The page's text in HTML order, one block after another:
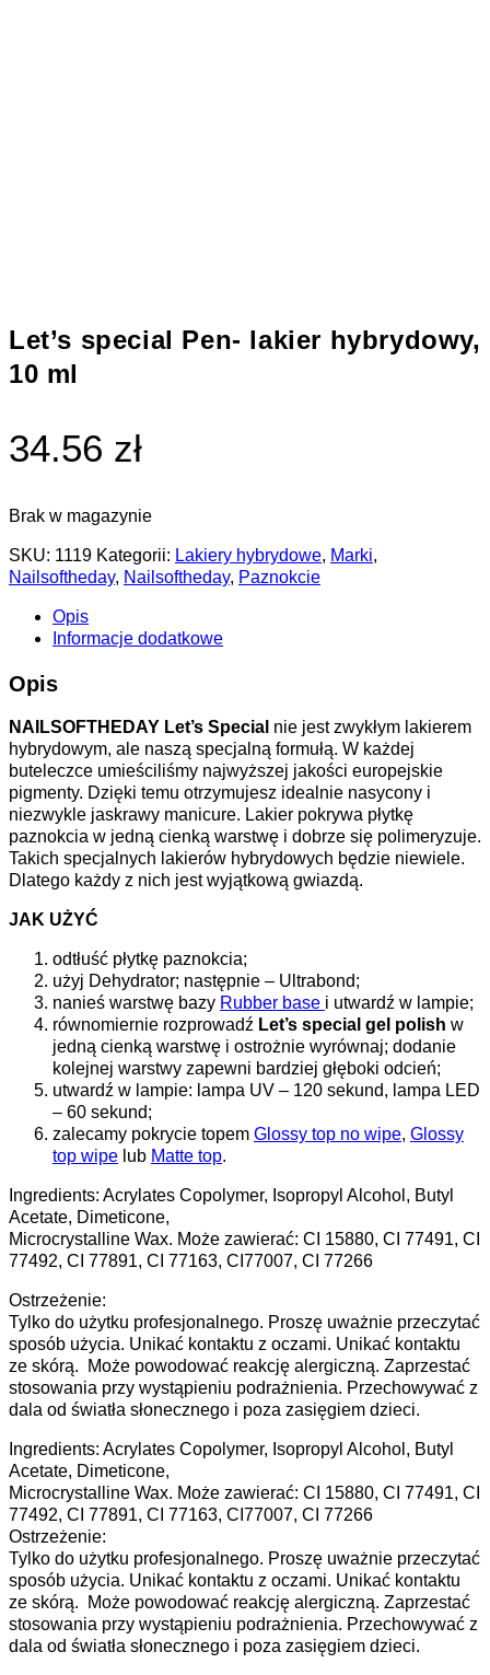
Let’s special Pen- lakier hybrydowy,
10 ml
34.56 zł
Brak w magazynie
SKU: 1119 Kategorii: Lakiery hybrydowe, Marki,
Nailsoftheday, Nailsoftheday, Paznokcie
Opis
Informacje dodatkowe
Opis
NAILSOFTHEDAY Let’s Special nie jest zwykłym lakierem
hybrydowym, ale naszą specjalną formułą. W każdej
buteleczce umieściliśmy najwyższej jakości europejskie
pigmenty. Dzięki temu otrzymujesz idealnie nasycony i
niezwykle jaskrawy manicure. Lakier pokrywa płytkę
paznokcia w jedną cienką warstwę i dobrze się polimeryzuje.
Takich specjalnych lakierów hybrydowych będzie niewiele.
Dlatego każdy z nich jest wyjątkową gwiazdą.
JAK UŻYĆ
odtłuść płytkę paznokcia;
użyj Dehydrator; następnie – Ultrabond;
nanieś warstwę bazy Rubber base i utwardź w lampie;
równomiernie rozprowadź Let’s special gel polish w
jedną cienką warstwę i ostrożnie wyrównaj; dodanie
kolejnej warstwy zapewni bardziej głęboki odcień;
utwardź w lampie: lampa UV – 120 sekund, lampa LED
– 60 sekund;
zalecamy pokrycie topem Glossy top no wipe, Glossy
top wipe lub Matte top.
Ingredients: Acrylates Copolymer, Isopropyl Alcohol, Butyl
Acetate, Dimeticone,
Microcrystalline Wax. Może zawierać: CI 15880, CI 77491, CI
77492, CI 77891, CI 77163, CI77007, CI 77266
Ostrzeżenie:
Tylko do użytku profesjonalnego. Proszę uważnie przeczytać
sposób użycia. Unikać kontaktu z oczami. Unikać kontaktu
ze skórą. Może powodować reakcję alergiczną. Zaprzestać
stosowania przy wystąpieniu podrażnienia. Przechowywać z
dala od światła słonecznego i poza zasięgiem dzieci.
Ingredients: Acrylates Copolymer, Isopropyl Alcohol, Butyl
Acetate, Dimeticone,
Microcrystalline Wax. Może zawierać: CI 15880, CI 77491, CI
77492, CI 77891, CI 77163, CI77007, CI 77266
Ostrzeżenie:
Tylko do użytku profesjonalnego. Proszę uważnie przeczytać
sposób użycia. Unikać kontaktu z oczami. Unikać kontaktu
ze skórą. Może powodować reakcję alergiczną. Zaprzestać
stosowania przy wystąpieniu podrażnienia. Przechowywać z
dala od światła słonecznego i poza zasięgiem dzieci.